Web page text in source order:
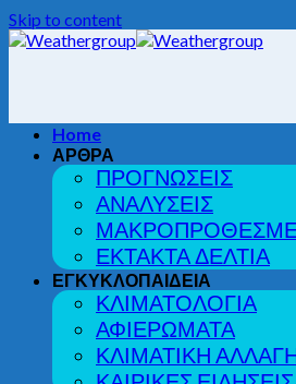
Skip to content
Home
ΑΡΘΡΑ
ΠΡΟΓΝΩΣΕΙΣ
ΑΝΑΛΥΣΕΙΣ
ΕΚΤΑΚΤΑ ΔΕΛΤΙΑ
ΕΓΚΥΚΛΟΠΑΙΔΕΙΑ
ΚΛΙΜΑΤΟΛΟΓΙΑ
ΑΦΙΕΡΩΜΑΤΑ
ΚΛΙΜΑΤΙΚΗ